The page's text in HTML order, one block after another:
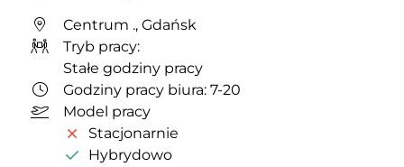
Centrum ., Gdańsk
Tryb pracy:
Stałe godziny pracy
Godziny pracy biura: 7-20
Model pracy
Stacjonarnie
Hybrydowo